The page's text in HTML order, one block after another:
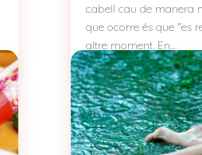
cabell cau de manera
que ocorre és que "es
altre moment. En...